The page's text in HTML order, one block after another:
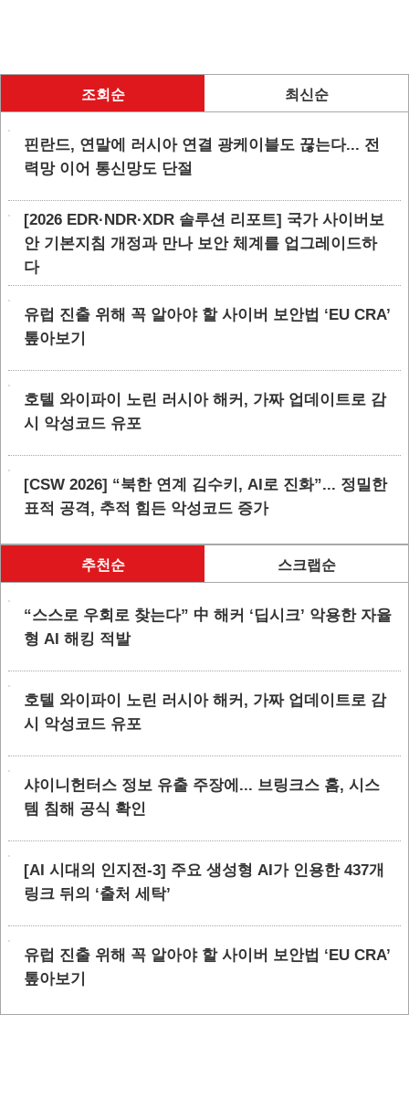
조회순 최신순
핀란드, 연말에 러시아 연결 광케이블도 끊는다... 전
력망 이어 통신망도 단절
[2026 EDR·NDR·XDR 솔루션 리포트] 국가 사이버보
안 기본지침 개정과 만나 보안 체계를 업그레이드하
다
유럽 진출 위해 꼭 알아야 할 사이버 보안법 ‘EU CRA’
톺아보기
호텔 와이파이 노린 러시아 해커, 가짜 업데이트로 감
시 악성코드 유포
[CSW 2026] “북한 연계 김수키, AI로 진화”... 정밀한
표적 공격, 추적 힘든 악성코드 증가
추천순 스크랩순
“스스로 우회로 찾는다” 中 해커 ‘딥시크’ 악용한 자율
형 AI 해킹 적발
호텔 와이파이 노린 러시아 해커, 가짜 업데이트로 감
시 악성코드 유포
샤이니헌터스 정보 유출 주장에... 브링크스 홈, 시스
템 침해 공식 확인
[AI 시대의 인지전-3] 주요 생성형 AI가 인용한 437개
링크 뒤의 ‘출처 세탁’
유럽 진출 위해 꼭 알아야 할 사이버 보안법 ‘EU CRA’
톺아보기